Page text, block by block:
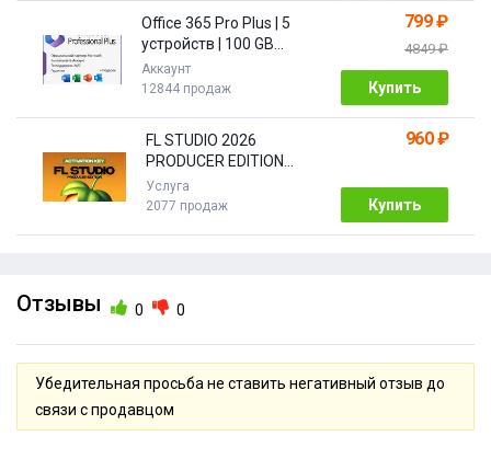
Office 365 Pro Plus | 5
устройств | 100 GB
Облако| 1 год
Аккаунт
12844 продаж
799 ₽
4849 ₽
Купить
FL STUDIO 2026
PRODUCER EDITION
[Бессрочная]
Услуга
2077 продаж
960 ₽
Купить
Отзывы 0 0
Убедительная просьба не ставить негативный отзыв до
связи с продавцом